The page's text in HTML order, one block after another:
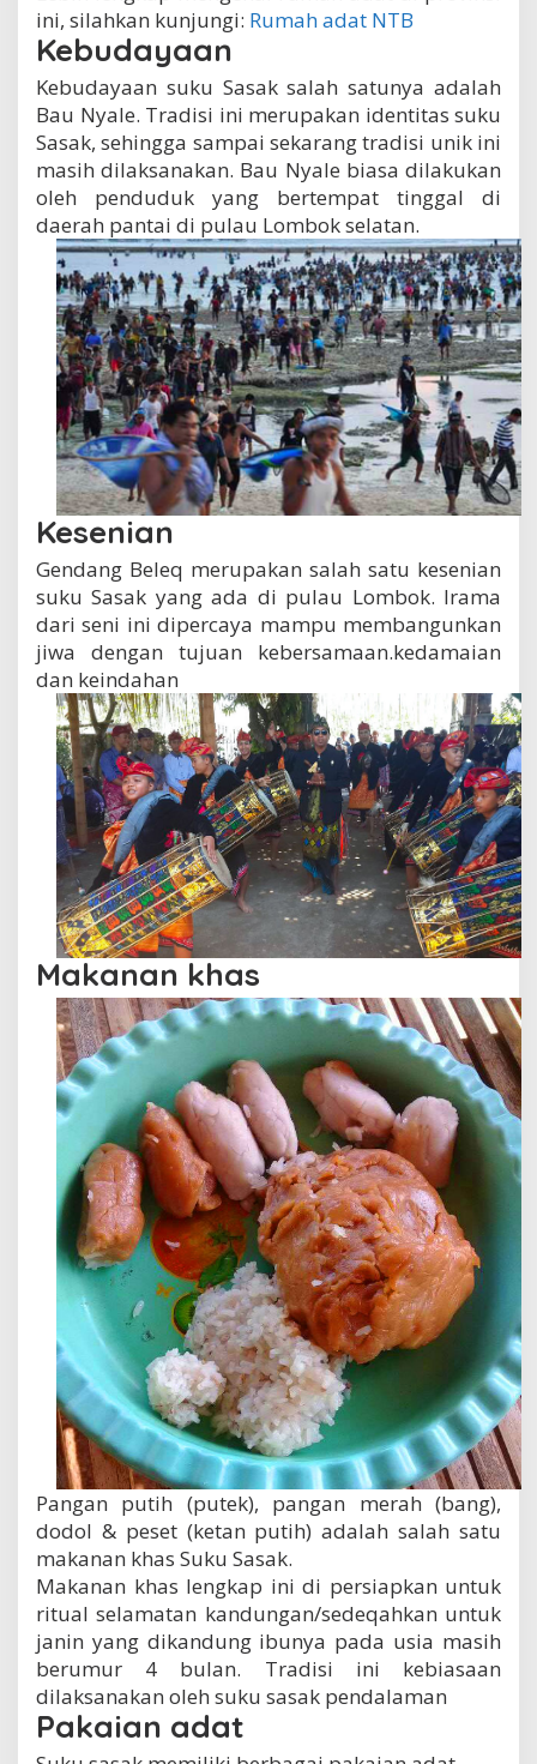
ini, silahkan kunjungi: Rumah adat NTB
Kebudayaan
Kebudayaan suku Sasak salah satunya adalah
Bau Nyale. Tradisi ini merupakan identitas suku
Sasak, sehingga sampai sekarang tradisi unik ini
masih dilaksanakan. Bau Nyale biasa dilakukan
oleh penduduk yang bertempat tinggal di
daerah pantai di pulau Lombok selatan.
Kesenian
Gendang Beleq merupakan salah satu kesenian
suku Sasak yang ada di pulau Lombok. Irama
dari seni ini dipercaya mampu membangunkan
jiwa dengan tujuan kebersamaan.kedamaian
dan keindahan
Makanan khas
Pangan putih (putek), pangan merah (bang),
dodol & peset (ketan putih) adalah salah satu
makanan khas Suku Sasak.
Makanan khas lengkap ini di persiapkan untuk
ritual selamatan kandungan/sedeqahkan untuk
janin yang dikandung ibunya pada usia masih
berumur 4 bulan. Tradisi ini kebiasaan
dilaksanakan oleh suku sasak pendalaman
Pakaian adat